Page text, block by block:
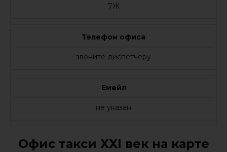
7Ж
Телефон офиса
звоните диспетчеру
Емейл
не указан
Офис такси ХХI век на карте